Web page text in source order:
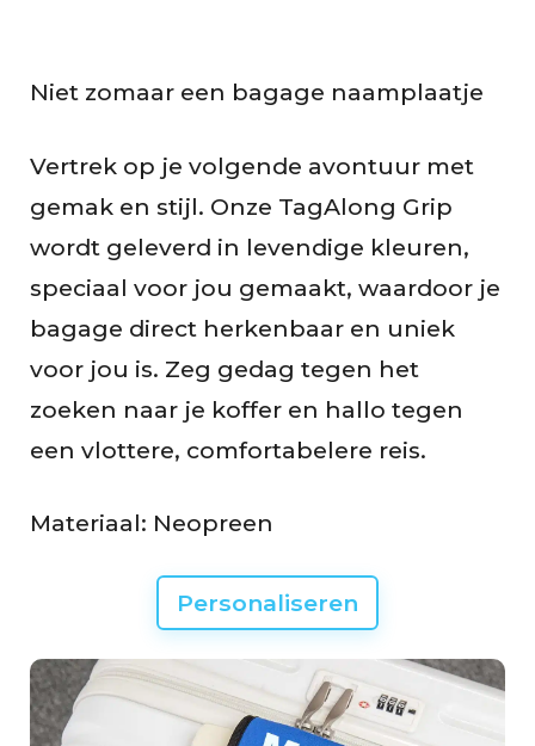
Niet zomaar een bagage naamplaatje
Vertrek op je volgende avontuur met
gemak en stijl. Onze TagAlong Grip
wordt geleverd in levendige kleuren,
speciaal voor jou gemaakt, waardoor je
bagage direct herkenbaar en uniek
voor jou is. Zeg gedag tegen het
zoeken naar je koffer en hallo tegen
een vlottere, comfortabelere reis.
Materiaal: Neopreen
Personaliseren